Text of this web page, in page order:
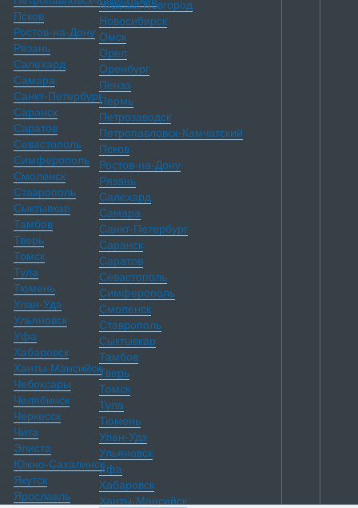
Псков
Ростов-на-Дону
Рязань
Салехард
Самара
Санкт-Петербург
Саранск
Саратов
Севастополь
Симферополь
Смоленск
Ставрополь
Сыктывкар
Тамбов
Тверь
Томск
Тула
Тюмень
Улан-Удэ
Ульяновск
Уфа
Хабаровск
Ханты-Мансийск
Чебоксары
Челябинск
Черкесск
Чита
Элиста
Южно-Сахалинск
Якутск
Ярославль
Нижний Новгород
Новосибирск
Омск
Орел
Оренбург
Пенза
Пермь
Петрозаводск
Петропавловск-Камчатский
Псков
Ростов-на-Дону
Рязань
Салехард
Самара
Санкт-Петербург
Саранск
Саратов
Севастополь
Симферополь
Смоленск
Ставрополь
Сыктывкар
Тамбов
Тверь
Томск
Тула
Тюмень
Улан-Удэ
Ульяновск
Уфа
Хабаровск
Ханты-Мансийск